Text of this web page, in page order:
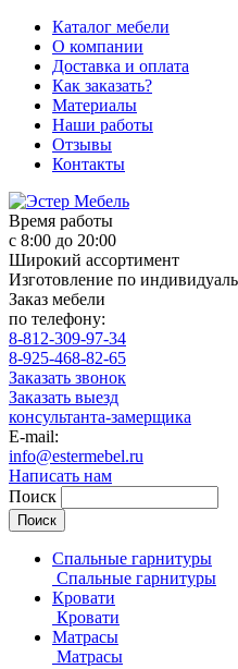
Каталог мебели
О компании
Доставка и оплата
Как заказать?
Материалы
Наши работы
Отзывы
Контакты
Время работы
с 8:00 до 20:00
Широкий ассортимент
Изготовление по
Заказ мебели
по телефону:
8-812-309-97-34
8-925-468-82-65
Заказать звонок
Заказать выезд
консультанта-замерщика
E-mail:
info@estermebel.ru
Написать нам
Поиск
Спальные гарнитуры
Спальные гарнитуры
Кровати
Кровати
Матрасы
Матрасы